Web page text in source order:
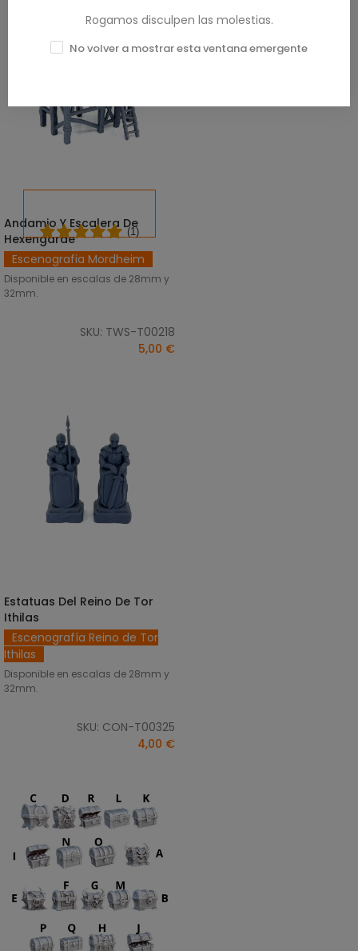
SELECCIONAR OPCIONES
Andamio Y Escalera De
Hexengarde
Escenografia Mordheim
Disponible en escalas de 28mm y
32mm.
SKU: TWS-T00218
(1)
5,00 €
SELECCIONAR OPCIONES
Estatuas Del Reino De Tor
Ithilas
Escenografía Reino de Tor
Ithilas
Disponible en escalas de 28mm y
32mm.
SKU: CON-T00325
4,00 €
Rogamos disculpen las molestias.
No volver a mostrar esta ventana emergente